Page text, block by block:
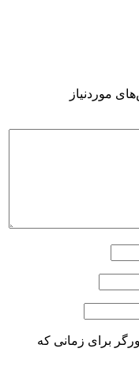
موردنیاز
برای زمانی که